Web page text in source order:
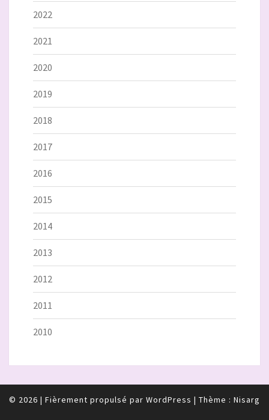
2022
2021
2020
2019
2018
2017
2016
2015
2014
2013
2012
2011
2010
© 2026 | Fièrement propulsé par WordPress | Thème : Nisarg